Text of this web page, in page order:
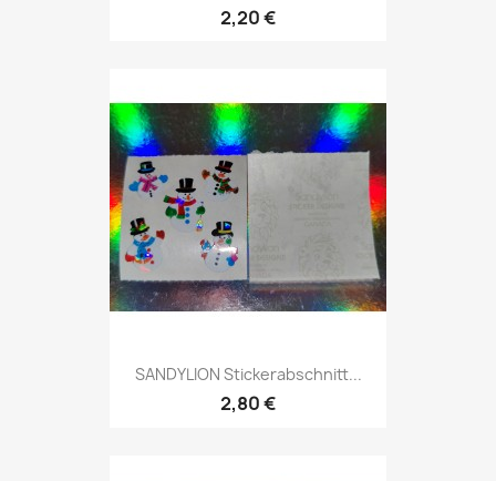
2,20 €
SANDYLION Stickerabschnitt...
2,80 €